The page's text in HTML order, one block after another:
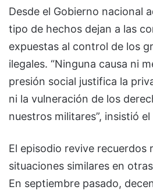
Desde el Gobierno nacional
tipo de hechos dejan a las
expuestas al control de los
ilegales. “Ninguna causa ni
presión social justifica la
ni la vulneración de los
nuestros militares”, insistió
El episodio revive recuerdos
situaciones similares en
En septiembre pasado,